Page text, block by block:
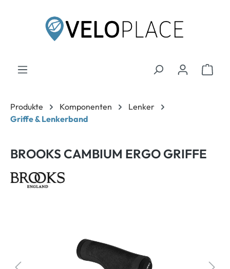
Produkte Komponenten
Lenker
Griffe & Lenkerband
BROOKS CAMBIUM ERGO GRIFFE